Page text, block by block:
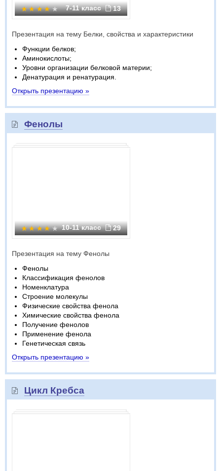
7-11 класс 13
Презентация на тему Белки, свойства и характеристики
Функции белков;
Аминокислоты;
Уровни организации белковой материи;
Денатурация и ренатурация.
Открыть презентацию »
Фенолы
10-11 класс 29
Презентация на тему Фенолы
Фенолы
Классификация фенолов
Номенклатура
Строение молекулы
Физические свойства фенола
Химические свойства фенола
Получение фенолов
Применение фенола
Генетическая связь
Открыть презентацию »
Цикл Кребса